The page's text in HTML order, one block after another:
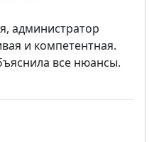
администратор
и компетентная.
все нюансы.